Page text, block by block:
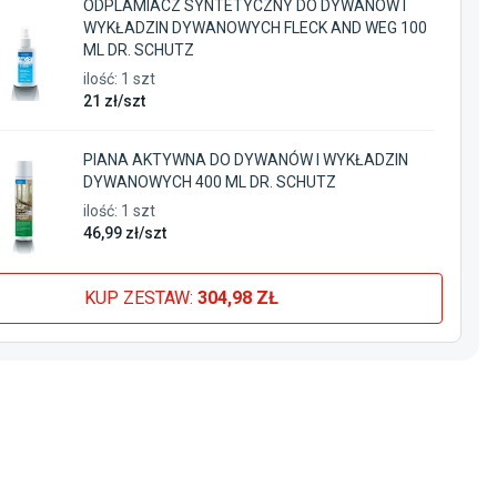
ODPLAMIACZ SYNTETYCZNY DO DYWANÓW I
WYKŁADZIN DYWANOWYCH FLECK AND WEG 100
ML DR. SCHUTZ
ilość: 1 szt
21 zł/szt
PIANA AKTYWNA DO DYWANÓW I WYKŁADZIN
DYWANOWYCH 400 ML DR. SCHUTZ
ilość: 1 szt
46,99 zł/szt
KUP ZESTAW: 304,98 ZŁ